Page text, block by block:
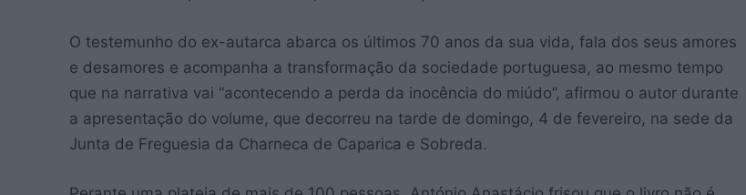
O testemunho do ex-autarca abarca os últimos 70 anos da sua vida, fala dos seus amores
e desamores e acompanha a transformação da sociedade portuguesa, ao mesmo tempo
que na narrativa vai “acontecendo a perda da inocência do miúdo”, afirmou o autor durante
a apresentação do volume, que decorreu na tarde de domingo, 4 de fevereiro, na sede da
Junta de Freguesia da Charneca de Caparica e Sobreda.